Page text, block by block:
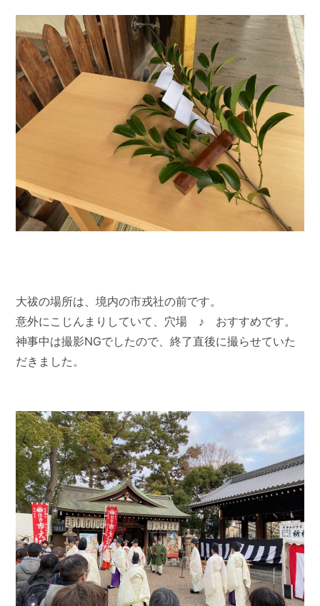
大祓の場所は、境内の市戎社の前です。
意外にこじんまりしていて、穴場 ♪ おすすめです。
神事中は撮影NGでしたので、終了直後に撮らせていた
だきました。